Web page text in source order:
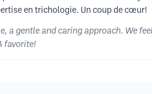
en trichologie. Un coup de cœur!
a gentle and caring approach. We
favorite!